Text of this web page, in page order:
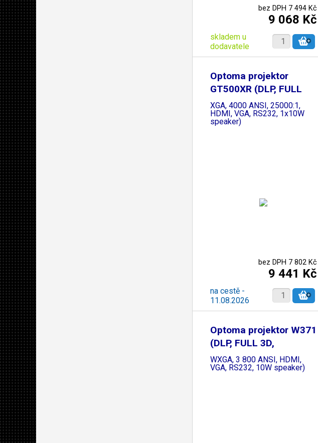
bez DPH 7 494 Kč
9 068 Kč
skladem u
dodavatele
Optoma projektor
GT500XR (DLP, FULL
3D,
XGA, 4000 ANSI, 25000:1,
HDMI, VGA, RS232, 1x10W
speaker)
bez DPH 7 802 Kč
9 441 Kč
na cestě -
11.08.2026
Optoma projektor W371
(DLP, FULL 3D,
WXGA, 3 800 ANSI, HDMI,
VGA, RS232, 10W speaker)